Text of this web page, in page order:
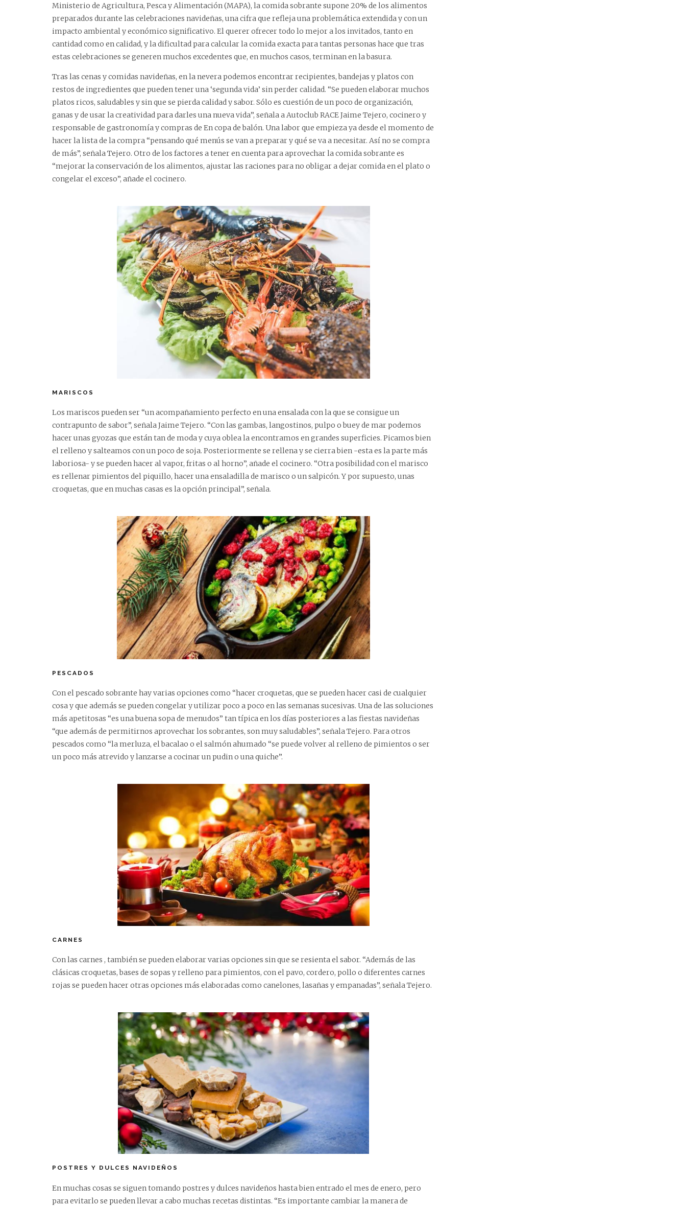
Ministerio de Agricultura, Pesca y Alimentación (MAPA), la comida sobrante supone 20% de los alimentos
preparados durante las celebraciones navideñas, una cifra que refleja una problemática extendida y con un
impacto ambiental y económico significativo. El querer ofrecer todo lo mejor a los invitados, tanto en
cantidad como en calidad, y la dificultad para calcular la comida exacta para tantas personas hace que tras
estas celebraciones se generen muchos excedentes que, en muchos casos, terminan en la basura.
Tras las cenas y comidas navideñas, en la nevera podemos encontrar recipientes, bandejas y platos con
restos de ingredientes que pueden tener una ‘segunda vida’ sin perder calidad. “Se pueden elaborar muchos
platos ricos, saludables y sin que se pierda calidad y sabor. Sólo es cuestión de un poco de organización,
ganas y de usar la creatividad para darles una nueva vida”, señala a Autoclub RACE Jaime Tejero, cocinero y
responsable de gastronomía y compras de En copa de balón. Una labor que empieza ya desde el momento de
hacer la lista de la compra “pensando qué menús se van a preparar y qué se va a necesitar. Así no se compra
de más”, señala Tejero. Otro de los factores a tener en cuenta para aprovechar la comida sobrante es
“mejorar la conservación de los alimentos, ajustar las raciones para no obligar a dejar comida en el plato o
congelar el exceso”, añade el cocinero.
MARISCOS
Los mariscos pueden ser “un acompañamiento perfecto en una ensalada con la que se consigue un
contrapunto de sabor”, señala Jaime Tejero. “Con las gambas, langostinos, pulpo o buey de mar podemos
hacer unas gyozas que están tan de moda y cuya oblea la encontramos en grandes superficies. Picamos bien
el relleno y salteamos con un poco de soja. Posteriormente se rellena y se cierra bien -esta es la parte más
laboriosa- y se pueden hacer al vapor, fritas o al horno”, añade el cocinero. “Otra posibilidad con el marisco
es rellenar pimientos del piquillo, hacer una ensaladilla de marisco o un salpicón. Y por supuesto, unas
croquetas, que en muchas casas es la opción principal”, señala.
PESCADOS
Con el pescado sobrante hay varias opciones como “hacer croquetas, que se pueden hacer casi de cualquier
cosa y que además se pueden congelar y utilizar poco a poco en las semanas sucesivas. Una de las soluciones
más apetitosas “es una buena sopa de menudos” tan típica en los días posteriores a las fiestas navideñas
“que además de permitirnos aprovechar los sobrantes, son muy saludables”, señala Tejero. Para otros
pescados como “la merluza, el bacalao o el salmón ahumado “se puede volver al relleno de pimientos o ser
un poco más atrevido y lanzarse a cocinar un pudin o una quiche”.
CARNES
Con las carnes , también se pueden elaborar varias opciones sin que se resienta el sabor. “Además de las
clásicas croquetas, bases de sopas y relleno para pimientos, con el pavo, cordero, pollo o diferentes carnes
rojas se pueden hacer otras opciones más elaboradas como canelones, lasañas y empanadas”, señala Tejero.
POSTRES Y DULCES NAVIDEÑOS
En muchas cosas se siguen tomando postres y dulces navideños hasta bien entrado el mes de enero, pero
para evitarlo se pueden llevar a cabo muchas recetas distintas. “Es importante cambiar la manera de